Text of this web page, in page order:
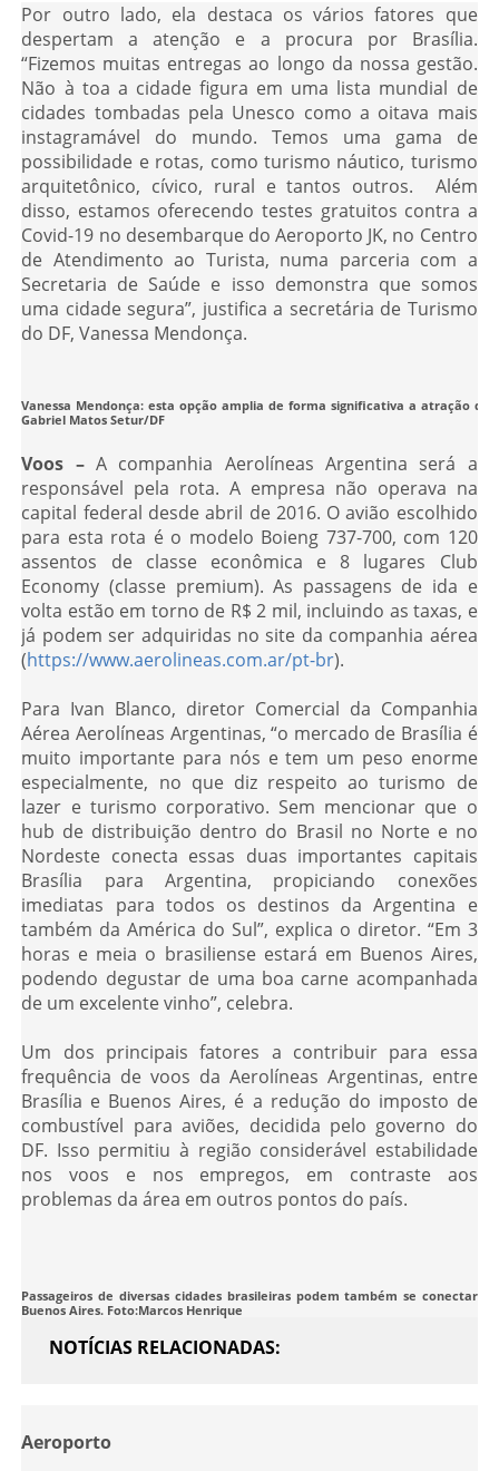
Por outro lado, ela destaca os vários fatores que
despertam a atenção e a procura por Brasília.
“Fizemos muitas entregas ao longo da nossa gestão.
Não à toa a cidade figura em uma lista mundial de
cidades tombadas pela Unesco como a oitava mais
instagramável do mundo. Temos uma gama de
possibilidade e rotas, como turismo náutico, turismo
arquitetônico, cívico, rural e tantos outros. Além
disso, estamos oferecendo testes gratuitos contra a
Covid-19 no desembarque do Aeroporto JK, no Centro
de Atendimento ao Turista, numa parceria com a
Secretaria de Saúde e isso demonstra que somos
uma cidade segura”, justifica a secretária de Turismo
do DF, Vanessa Mendonça.
Vanessa Mendonça: esta opção amplia de forma significativa a atração da
Gabriel Matos Setur/DF
Voos –A companhia Aerolíneas Argentina será a
responsável pela rota. A empresa não operava na
capital federal desde abril de 2016. O avião escolhido
para esta rota é o modelo Boieng 737-700, com 120
assentos de classe econômica e 8 lugares Club
Economy (classe premium). As passagens de ida e
volta estão em torno de R$ 2 mil, incluindo as taxas, e
já podem ser adquiridas no site da companhia aérea
(https://www.aerolineas.com.ar/pt-br).
Para Ivan Blanco, diretor Comercial da Companhia
Aérea Aerolíneas Argentinas, “o mercado de Brasília é
muito importante para nós e tem um peso enorme
especialmente, no que diz respeito ao turismo de
lazer e turismo corporativo. Sem mencionar que o
hub de distribuição dentro do Brasil no Norte e no
Nordeste conecta essas duas importantes capitais
Brasília para Argentina, propiciando conexões
imediatas para todos os destinos da Argentina e
também da América do Sul”, explica o diretor. “Em 3
horas e meia o brasiliense estará em Buenos Aires,
podendo degustar de uma boa carne acompanhada
de um excelente vinho”, celebra.
Um dos principais fatores a contribuir para essa
frequência de voos da Aerolíneas Argentinas, entre
Brasília e Buenos Aires, é a redução do imposto de
combustível para aviões, decidida pelo governo do
DF. Isso permitiu à região considerável estabilidade
nos voos e nos empregos, em contraste aos
problemas da área em outros pontos do país.
Passageiros de diversas cidades brasileiras podem também se conectar
Buenos Aires. Foto:Marcos Henrique
NOTÍCIAS RELACIONADAS
Aeroporto